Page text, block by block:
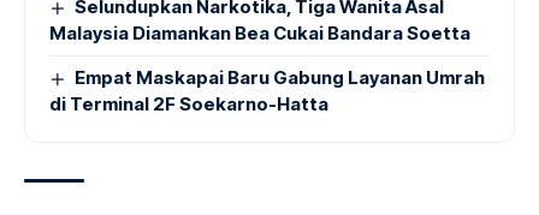
Selundupkan Narkotika, Tiga Wanita Asal
Malaysia Diamankan Bea Cukai Bandara Soetta
Empat Maskapai Baru Gabung Layanan Umrah
di Terminal 2F Soekarno-Hatta